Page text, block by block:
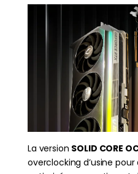
La version SOLID CORE
overclocking d’usine